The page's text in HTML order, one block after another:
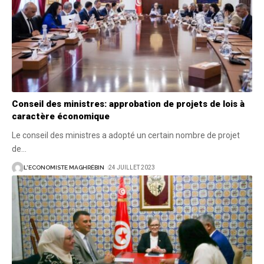
Conseil des ministres: approbation de projets de lois à
caractère économique
Le conseil des ministres a adopté un certain nombre de projet
de
L'ECONOMISTE MAGHRÉBIN 24 JUILLET 2023